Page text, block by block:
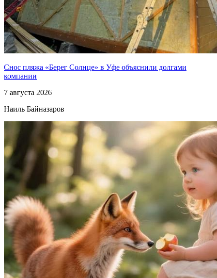
Снос пляжа «Берег Солнце» в Уфе объяснили долгами
компании
7 августа 2026
Наиль Байназаров